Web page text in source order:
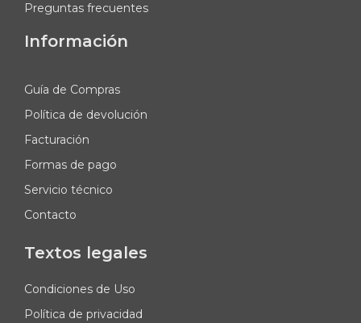
Preguntas frecuentes
Información
Guía de Compras
Política de devolución
Facturación
Formas de pago
Servicio técnico
Contacto
Textos legales
Condiciones de Uso
Política de privacidad